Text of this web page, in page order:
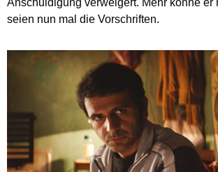
seien nun mal die Vorschriften.